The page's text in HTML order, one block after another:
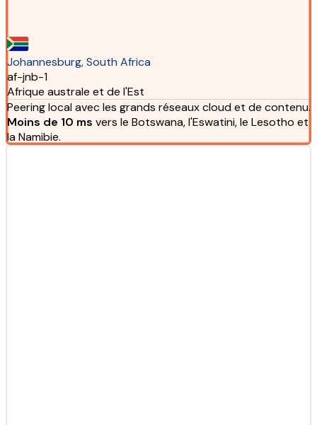
Johannesburg, South Africa
af-jnb-1
Afrique australe et de l'Est
Peering local avec les grands réseaux cloud et de contenu.
Moins de 10 ms vers le Botswana, l'Eswatini, le Lesotho et
la Namibie.